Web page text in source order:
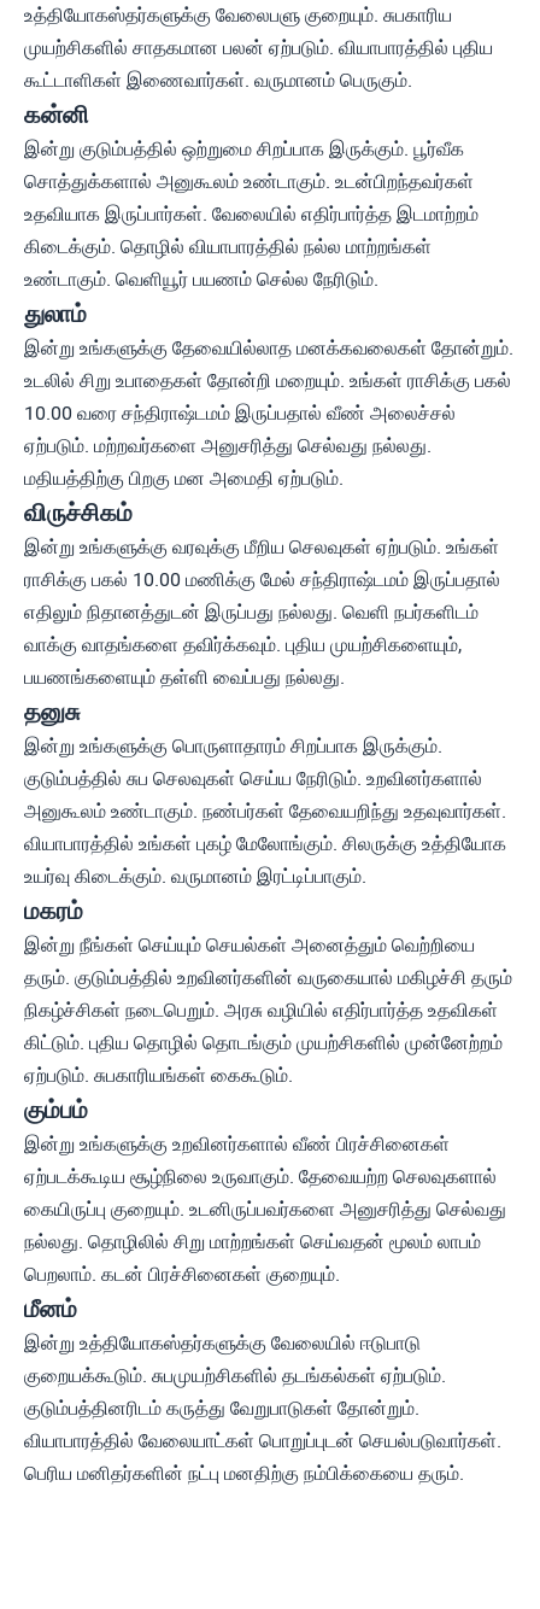
உத்தியோகஸ்தர்களுக்கு வேலைபளு குறையும். சுபகாரிய
முயற்சிகளில் சாதகமான பலன் ஏற்படும். வியாபாரத்தில் புதிய
கூட்டாளிகள் இணைவார்கள். வருமானம் பெருகும்.
கன்னி
இன்று குடும்பத்தில் ஒற்றுமை சிறப்பாக இருக்கும். பூர்வீக
சொத்துக்களால் அனுகூலம் உண்டாகும். உடன்பிறந்தவர்கள்
உதவியாக இருப்பார்கள். வேலையில் எதிர்பார்த்த இடமாற்றம்
கிடைக்கும். தொழில் வியாபாரத்தில் நல்ல மாற்றங்கள்
உண்டாகும். வெளியூர் பயணம் செல்ல நேரிடும்.
துலாம்
இன்று உங்களுக்கு தேவையில்லாத மனக்கவலைகள் தோன்றும்.
உடலில் சிறு உபாதைகள் தோன்றி மறையும். உங்கள் ராசிக்கு பகல்
10.00 வரை சந்திராஷ்டமம் இருப்பதால் வீண் அலைச்சல்
ஏற்படும். மற்றவர்களை அனுசரித்து செல்வது நல்லது.
மதியத்திற்கு பிறகு மன அமைதி ஏற்படும்.
விருச்சிகம்
இன்று உங்களுக்கு வரவுக்கு மீறிய செலவுகள் ஏற்படும். உங்கள்
ராசிக்கு பகல் 10.00 மணிக்கு மேல் சந்திராஷ்டமம் இருப்பதால்
எதிலும் நிதானத்துடன் இருப்பது நல்லது. வெளி நபர்களிடம்
வாக்கு வாதங்களை தவிர்க்கவும். புதிய முயற்சிகளையும்,
பயணங்களையும் தள்ளி வைப்பது நல்லது.
தனுசு
இன்று உங்களுக்கு பொருளாதாரம் சிறப்பாக இருக்கும்.
குடும்பத்தில் சுப செலவுகள் செய்ய நேரிடும். உறவினர்களால்
அனுகூலம் உண்டாகும். நண்பர்கள் தேவையறிந்து உதவுவார்கள்.
வியாபாரத்தில் உங்கள் புகழ் மேலோங்கும். சிலருக்கு உத்தியோக
உயர்வு கிடைக்கும். வருமானம் இரட்டிப்பாகும்.
மகரம்
இன்று நீங்கள் செய்யும் செயல்கள் அனைத்தும் வெற்றியை
தரும். குடும்பத்தில் உறவினர்களின் வருகையால் மகிழச்சி தரும்
நிகழ்ச்சிகள் நடைபெறும். அரசு வழியில் எதிர்பார்த்த உதவிகள்
கிட்டும். புதிய தொழில் தொடங்கும் முயற்சிகளில் முன்னேற்றம்
ஏற்படும். சுபகாரியங்கள் கைகூடும்.
கும்பம்
இன்று உங்களுக்கு உறவினர்களால் வீண் பிரச்சினைகள்
ஏற்படக்கூடிய சூழ்நிலை உருவாகும். தேவையற்ற செலவுகளால்
கையிருப்பு குறையும். உடனிருப்பவர்களை அனுசரித்து செல்வது
நல்லது. தொழிலில் சிறு மாற்றங்கள் செய்வதன் மூலம் லாபம்
பெறலாம். கடன் பிரச்சினைகள் குறையும்.
மீனம்
இன்று உத்தியோகஸ்தர்களுக்கு வேலையில் ஈடுபாடு
குறையக்கூடும். சுபமுயற்சிகளில் தடங்கல்கள் ஏற்படும்.
குடும்பத்தினரிடம் கருத்து வேறுபாடுகள் தோன்றும்.
வியாபாரத்தில் வேலையாட்கள் பொறுப்புடன் செயல்படுவார்கள்.
பெரிய மனிதர்களின் நட்பு மனதிற்கு நம்பிக்கையை தரும்.